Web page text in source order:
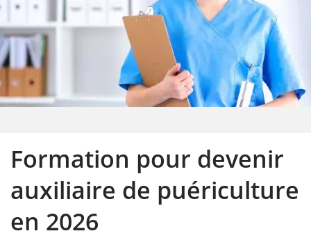
Formation pour devenir
auxiliaire de puériculture
en 2026